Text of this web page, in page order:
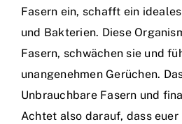
Fasern ein, schafft ein
und Bakterien. Diese
Fasern, schwächen sie und
unangenehmen Gerüchen.
Unbrauchbare Fasern und
Achtet also darauf, dass